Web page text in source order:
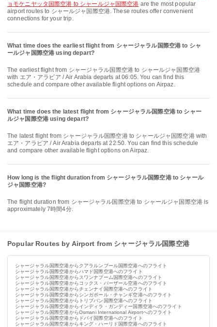
ョモケニヤッタ国際空港 to シャールジャ国際空港 are the most popular
airport routes to シャールジャ国際空港. These routes offer convenient
connections for your trip.
What time does the earliest flight from シャージャラル国際空港 to シャ
ールジャ国際空港 using depart?
The earliest flight from シャージャラル国際空港 to シャールジャ国際空港
with エア・アラビア / Air Arabia departs at 06:05. You can find this
schedule and compare other available flight options on Airpaz.
What time does the latest flight from シャージャラル国際空港 to シャー
ルジャ国際空港 using depart?
The latest flight from シャージャラル国際空港 to シャールジャ国際空港 with
エア・アラビア / Air Arabia departs at 22:50. You can find this schedule
and compare other available flight options on Airpaz.
How long is the flight duration from シャージャラル国際空港 to シャール
ジャ国際空港?
The flight duration from シャージャラル国際空港 to シャールジャ国際空港 is
approximately 7時間4分.
Popular Routes by Airport from シャージャラル国際空港
シャージャラル国際空港からクアラルンプール国際空港へのフライト
シャージャラル国際空港からハマド国際空港へのフライト
シャージャラル国際空港からスワンナプーム国際空港へのフライト
シャージャラル国際空港からコックス・バーザール空港へのフライト
シャージャラル国際空港からチェンナイ国際空港へのフライト
シャージャラル国際空港からシンガポール・チャンギ空港へのフライト
シャージャラル国際空港からトリブバン国際空港へのフライト
シャージャラル国際空港からインディラ・ガンディー国際空港へのフライト
シャージャラル国際空港からOsmani International Airportへのフライト
シャージャラル国際空港からドバイ国際空港へのフライト
シャージャラル国際空港からキング・ハーリド国際空港へのフライト